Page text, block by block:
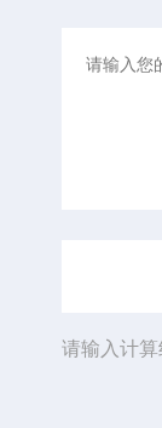
请输入计